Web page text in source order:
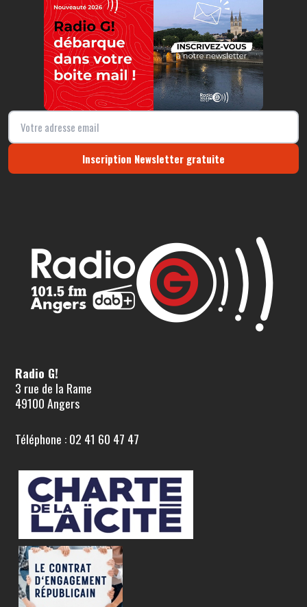
Inscription Newsletter gratuite
Radio G!
3 rue de la Rame
49100 Angers
Téléphone : 02 41 60 47 47